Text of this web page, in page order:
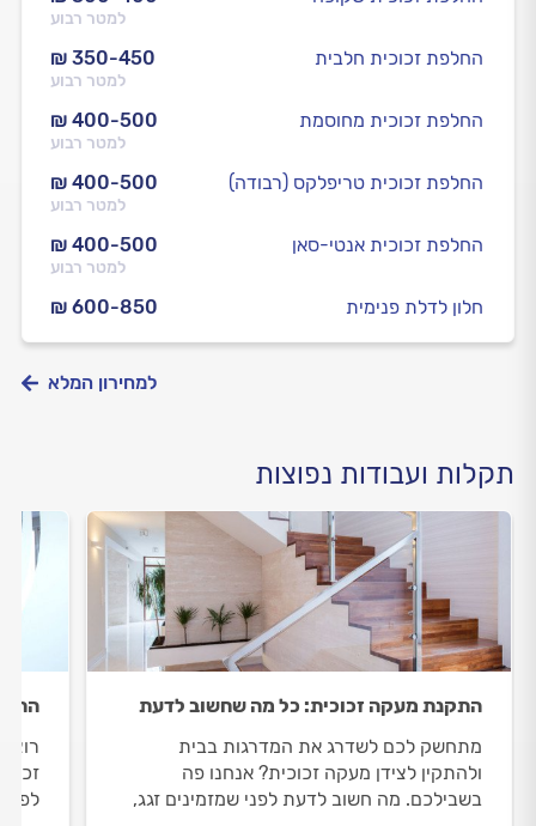
למטר רבוע
₪ 350-450
למטר רבוע
החלפת זכוכית חלבית
₪ 400-500
למטר רבוע
החלפת זכוכית מחוסמת
₪ 400-500
למטר רבוע
החלפת זכוכית טריפלקס (רבודה)
₪ 400-500
למטר רבוע
החלפת זכוכית אנטי-סאן
₪ 600-850 חלון לדלת פנימית
למחירון המלא
תקלות ועבודות נפוצות
התקנת מעקה זכוכית: כל מה שחשוב לדעת
מתחשק לכם לשדרג את המדרגות בבית
ולהתקין לצידן מעקה זכוכית? אנחנו פה
בשבילכם. מה חשוב לדעת לפני שמזמינים זגג,